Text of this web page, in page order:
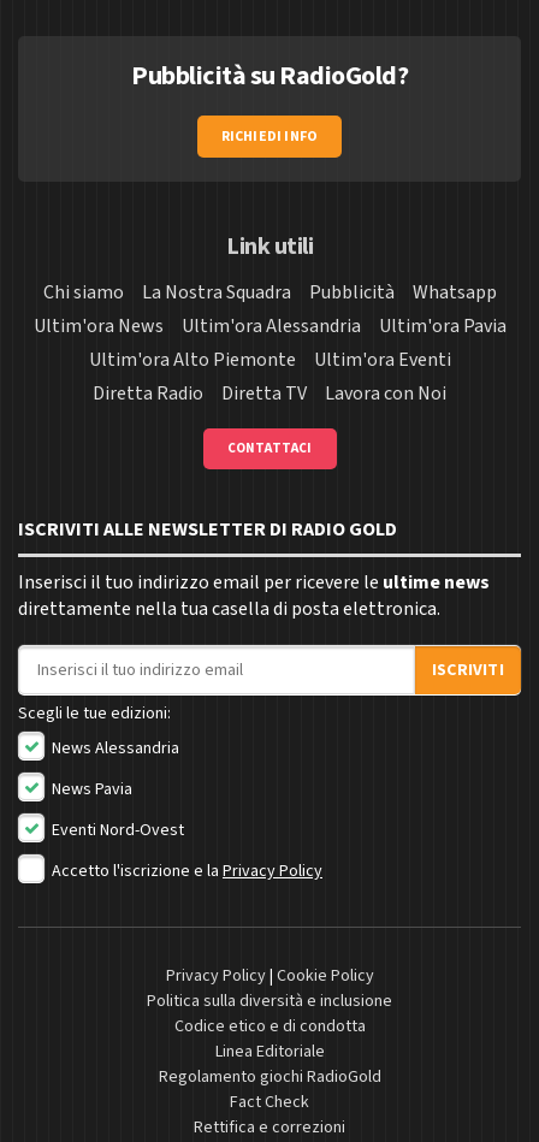
Pubblicità su RadioGold?
RICHIEDI INFO
Link utili
Chi siamo La Nostra Squadra Pubblicità
Whatsapp
Ultim'ora News
Ultim'ora Alessandria
Ultim'ora Pavia
Ultim'ora Alto Piemonte
Ultim'ora Eventi
Diretta Radio
Diretta TV Lavora con Noi
CONTATTACI
ISCRIVITI ALLE NEWSLETTER DI RADIO GOLD
Inserisci il tuo indirizzo email per ricevere le ultime news
direttamente nella tua casella di posta elettronica.
Indirizzo email
ISCRIVITI
Scegli le tue edizioni:
News Alessandria
News Pavia
Eventi Nord-Ovest
Accetto l'iscrizione e la Privacy Policy
Privacy Policy| Cookie Policy
Politica sulla diversità e inclusione
Codice etico e di condotta
Linea Editoriale
Regolamento giochi RadioGold
Fact Check
Rettifica e correzioni